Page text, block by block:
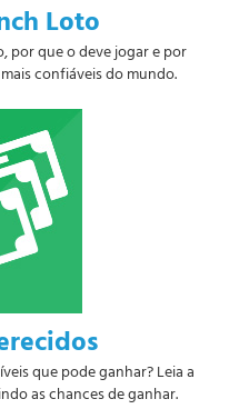
Loto
por que o deve jogar e por
confiáveis do mundo.
que pode ganhar? Leia a
as chances de ganhar.